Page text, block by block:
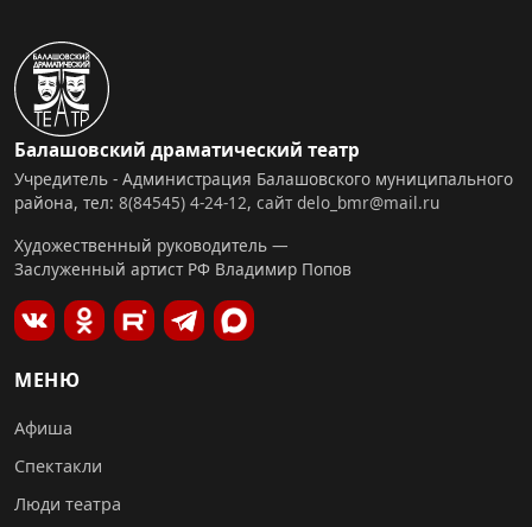
Балашовский драматический театр
Учредитель - Администрация Балашовского муниципального
района, тел: 8(84545) 4-24-12, сайт delo_bmr@mail.ru
Художественный руководитель —
Заслуженный артист РФ Владимир Попов
МЕНЮ
Афиша
Спектакли
Люди театра